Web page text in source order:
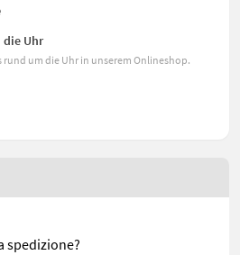
die Uhr
rund um die Uhr in unserem Onlineshop.
spedizione?